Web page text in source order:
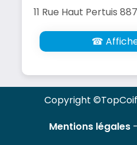
11 Rue Haut Pertuis
☎
Copyright
Mentions légales-